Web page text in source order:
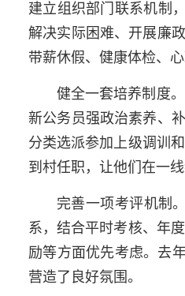
建立组织部门联系机制
解决实际困难、开展廉
带薪休假、健康体检、
健全一套培养制度
新公务员强政治素养、
分类选派参加上级调训
到村任职，让他们在一
完善一项考评机制
系，结合平时考核、年
励等方面优先考虑。去
营造了良好氛围。